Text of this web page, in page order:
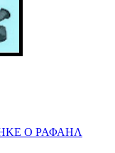
Ο ΡΑΦΑΗΛ